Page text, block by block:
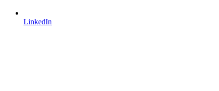
LinkedIn